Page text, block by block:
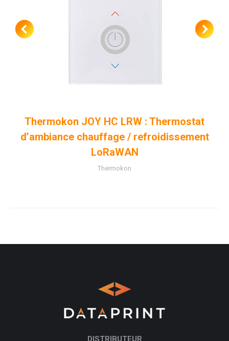
Thermokon JOY HC LRW : Thermostat
d’ambiance chauffage / refroidissement
LoRaWAN
Thermokon
DISTRIBUTEUR